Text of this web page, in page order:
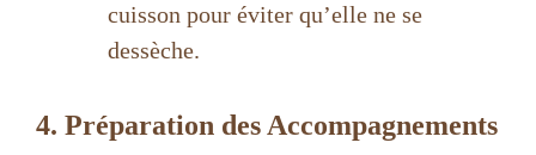
cuisson pour éviter qu’elle ne se
dessèche.
4. Préparation des Accompagnements